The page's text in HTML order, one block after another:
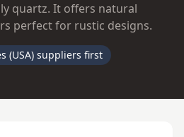
quartz. It offers natural
perfect for rustic designs.
(USA) suppliers first